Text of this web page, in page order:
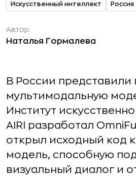
Искусственный интеллект Россия
Автор:
Наталья Гормалева
В России представили
мультимодальную
Институт
AIRI разработал
открыл исходный код
модель, способную
визуальный диалог и